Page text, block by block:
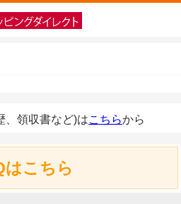
、領収書など)はこちらから
はこちら